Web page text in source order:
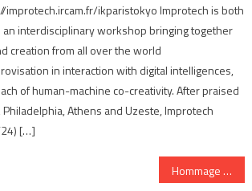
improtech.ircam.fr/ikparistokyo Improtech is both
an interdisciplinary workshop bringing together
creation from all over the world
in interaction with digital intelligences,
of human-machine co-creativity. After praised
Athens and Uzeste, Improtech
[…]
Hommage to Sylvain Luc